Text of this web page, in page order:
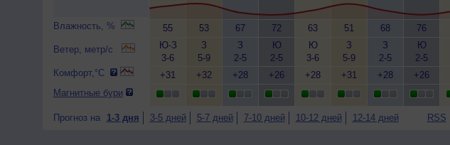
Влажность, %
Ветер, метр/с
Комфорт,°C
Магнитные бури
55
Ю-З
3-6
+31
53
З
5-9
+32
67
З
2-5
+28
72
Ю
2-5
+26
63
Ю
3-6
+28
51
З
5-9
+31
68
З
2-5
+28
76
Ю
2-5
+26
Прогноз на 1-3 дня 3-5 дней 5-7 дней 7-10 дней 10-12 дней 12-14 дней RSS